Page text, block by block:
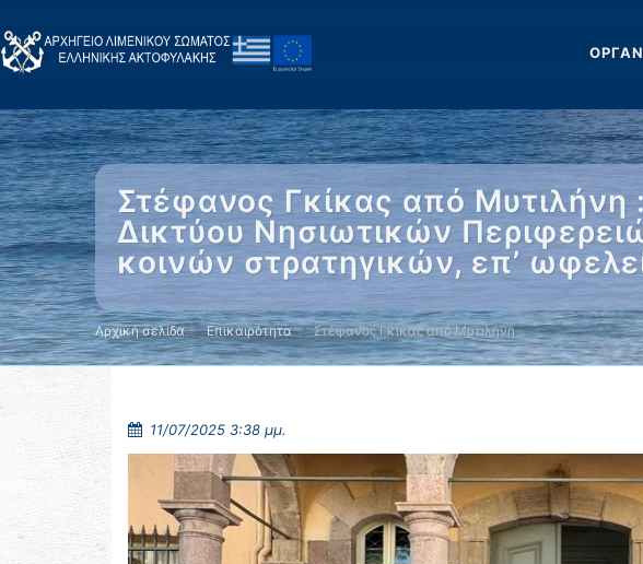
Στέφανος Γκίκας από
Δικτύου Νησιωτικών
κοινών στρατηγικών, επ’
Αρχική σελίδα Επικαιρότητα Στέφανος Γκίκας από Μυτιλήνη …
11/07/2025 3:38 μμ.